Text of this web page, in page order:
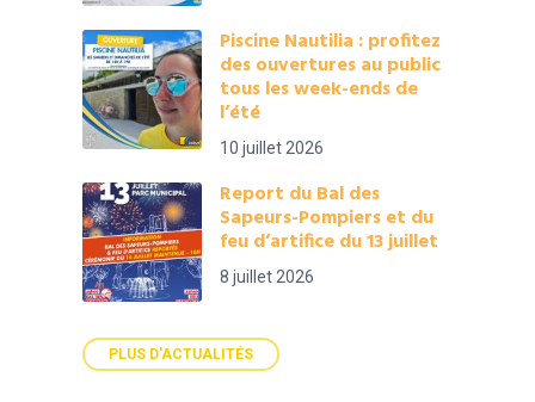
Piscine Nautilia : profitez
des ouvertures au public
tous les week-ends de
l’été
10 juillet 2026
Report du Bal des
Sapeurs-Pompiers et du
feu d’artifice du 13 juillet
8 juillet 2026
PLUS D'ACTUALITÉS